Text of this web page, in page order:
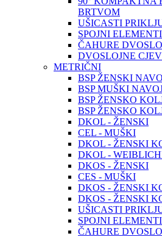
BRTVOM
UŠICASTI
SPOJNI
ČAHURE
DVOSLOJNE
METRIČNI
BSP ŽENSKI
BSP MUŠKI
BSP ŽENSKO
BSP ŽENSKO
DKOL - ŽENSKI
CEL - MUŠKI
DKOL - ŽENSKI
DKOL -
DKOS - ŽENSKI
CES - MUŠKI
DKOS - ŽENSKI
DKOS - ŽENSKI
UŠICASTI
SPOJNI
ČAHURE